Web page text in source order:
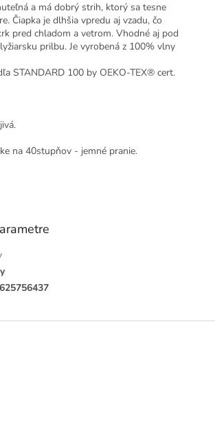
a má dobrý strih, ktorý sa tesne
Čiapka je dlhšia vpredu aj vzadu, čo
pred chladom a vetrom. Vhodné aj pod
prilbu. Je vyrobená z 100% vlny
STANDARD 100 by OEKO-TEX® cert.
na 40stupňov - jemné pranie.